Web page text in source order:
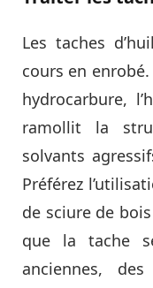
Les taches
cours en
hydrocarbure,
ramollit la
solvants
Préférez
de sciure de
que la tache
anciennes, des